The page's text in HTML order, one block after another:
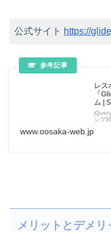
公式サイト https://
レス
「
ム |
シブ
www.oosaka-web.jp
メリットとデメリ